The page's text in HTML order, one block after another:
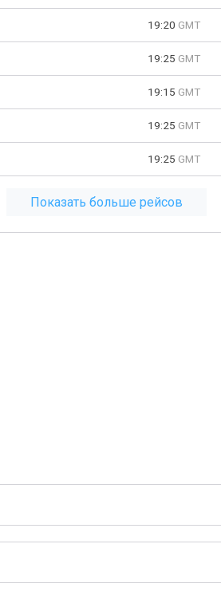
19:20 GMT
19:25 GMT
19:15 GMT
19:25 GMT
19:25 GMT
Показать больше рейсов